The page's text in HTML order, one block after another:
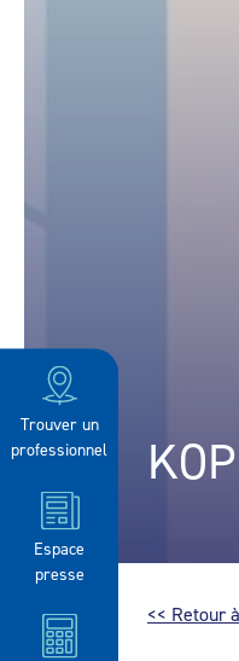
Trouver un
professionnel
Espace
presse
<< Retour